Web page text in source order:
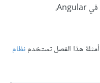
أخرى كيف نقوم بذلك على المَورد المدمج في Angular،
هذا الفصل تستخدمنظام